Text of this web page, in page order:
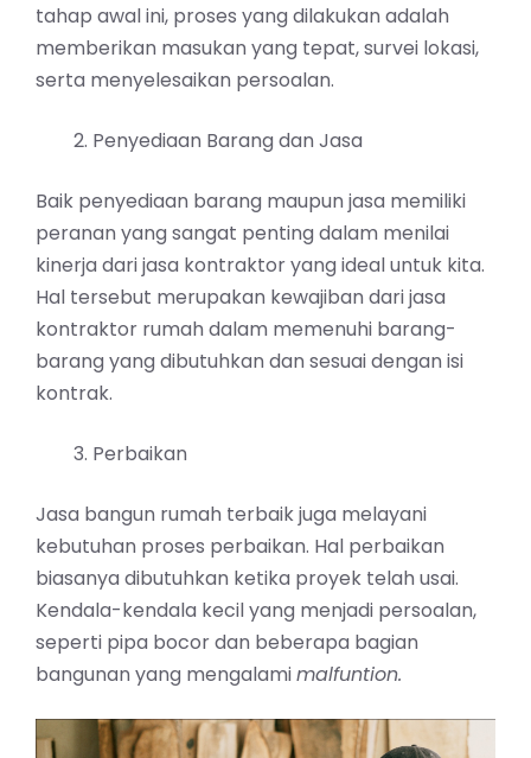
tahap awal ini, proses yang dilakukan adalah
memberikan masukan yang tepat, survei lokasi,
serta menyelesaikan persoalan.
Penyediaan Barang dan Jasa
Baik penyediaan barang maupun jasa memiliki
peranan yang sangat penting dalam menilai
kinerja dari jasa kontraktor yang ideal untuk kita.
Hal tersebut merupakan kewajiban dari jasa
kontraktor rumah dalam memenuhi barang-
barang yang dibutuhkan dan sesuai dengan isi
kontrak.
Perbaikan
Jasa bangun rumah terbaik juga melayani
kebutuhan proses perbaikan. Hal perbaikan
biasanya dibutuhkan ketika proyek telah usai.
Kendala-kendala kecil yang menjadi persoalan,
seperti pipa bocor dan beberapa bagian
bangunan yang mengalamimalfuntion.